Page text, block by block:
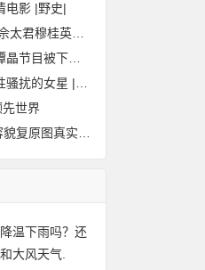
电影 |野史|
的故事|野史秘闻
被下架的真相
的女星 |野史|
先世界
实外貌|野史秘闻
温下雨吗？还
大风天气.